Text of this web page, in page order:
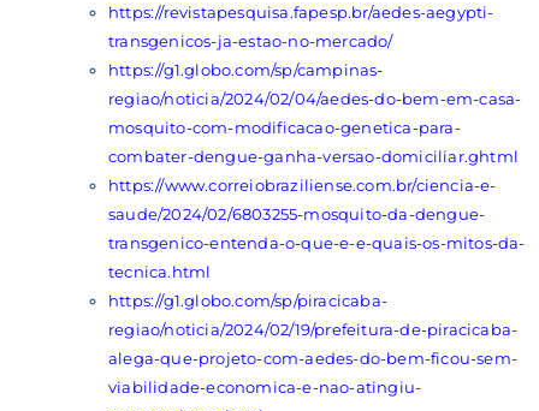
https://revistapesquisa.fapesp.br/aedes-aegypti-
transgenicos-ja-estao-no-mercado/
https://g1.globo.com/sp/campinas-
regiao/noticia/2024/02/04/aedes-do-bem-em-casa-
mosquito-com-modificacao-genetica-para-
combater-dengue-ganha-versao-domiciliar.ghtml
https://www.correiobraziliense.com.br/ciencia-e-
saude/2024/02/6803255-mosquito-da-dengue-
transgenico-entenda-o-que-e-e-quais-os-mitos-da-
tecnica.html
https://g1.globo.com/sp/piracicaba-
regiao/noticia/2024/02/19/prefeitura-de-piracicaba-
alega-que-projeto-com-aedes-do-bem-ficou-sem-
viabilidade-economica-e-nao-atingiu-